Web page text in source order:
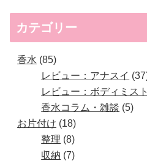
カテゴリー
香水 85
レビュー：アナスイ
37
レビュー：ボディミスト
香水コラム・雑談 5
お片付け
18
整理 8
収納 7